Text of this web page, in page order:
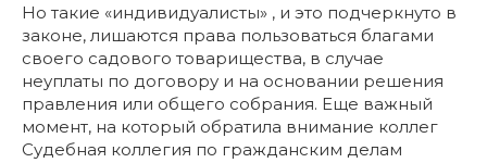
Но такие «индивидуалисты» , и это подчеркнуто в
законе, лишаются права пользоваться благами
своего садового товарищества, в случае
неуплаты по договору и на основании решения
правления или общего собрания. Еще важный
момент, на который обратила внимание коллег
Судебная коллегия по гражданским делам